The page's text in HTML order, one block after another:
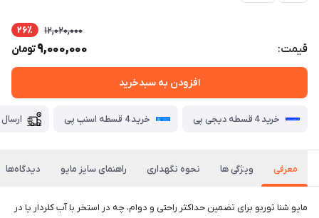
قیمت:
12,020,000 26٪
9,000,000تومان
افزودن به سبدخرید
خرید 4 قسطه دیجی پی خرید 4 قسطه اسنپ پی
معرفی ویژگی ها نحوه نگهداری راهنمای سایز مایو دیدگاه‌ها
مايو شنا توربو برای تضمین حداکثر راحتی و دوام، چه در استخر با آب کلردار یا در